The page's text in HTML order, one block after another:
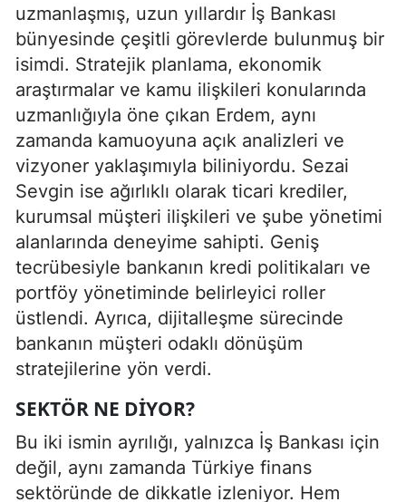
uzmanlaşmış, uzun yıllardır İş Bankası
bünyesinde çeşitli görevlerde bulunmuş bir
isimdi. Stratejik planlama, ekonomik
araştırmalar ve kamu ilişkileri konularında
uzmanlığıyla öne çıkan Erdem, aynı
zamanda kamuoyuna açık analizleri ve
vizyoner yaklaşımıyla biliniyordu. Sezai
Sevgin ise ağırlıklı olarak ticari krediler,
kurumsal müşteri ilişkileri ve şube yönetimi
alanlarında deneyime sahipti. Geniş
tecrübesiyle bankanın kredi politikaları ve
portföy yönetiminde belirleyici roller
üstlendi. Ayrıca, dijitalleşme sürecinde
bankanın müşteri odaklı dönüşüm
stratejilerine yön verdi.
SEKTÖR NE DIYOR?
Bu iki ismin ayrılığı, yalnızca İş Bankası için
değil, aynı zamanda Türkiye finans
sektöründe de dikkatle izleniyor. Hem